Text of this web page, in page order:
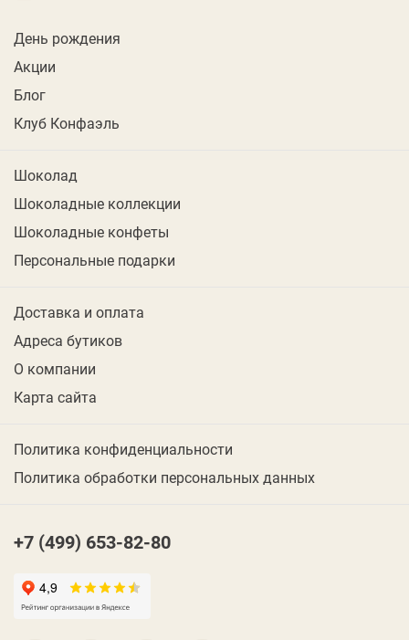
День рождения
Акции
Блог
Клуб Конфаэль
Шоколад
Шоколадные коллекции
Шоколадные конфеты
Персональные подарки
Доставка и оплата
Адреса бутиков
О компании
Карта сайта
Политика конфиденциальности
Политика обработки персональных данных
+7 (499) 653-82-80